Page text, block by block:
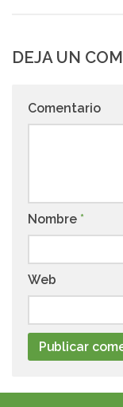
DEJA UN
Comentario
Nombre *
Web